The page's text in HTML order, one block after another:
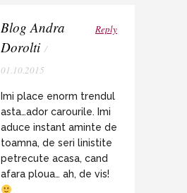
Blog Andra
Dorolti /
01.10.2015
Reply
Imi place enorm trendul
asta…ador carourile. Imi
aduce instant aminte de
toamna, de seri linistite
petrecute acasa, cand
afara ploua… ah, de vis!